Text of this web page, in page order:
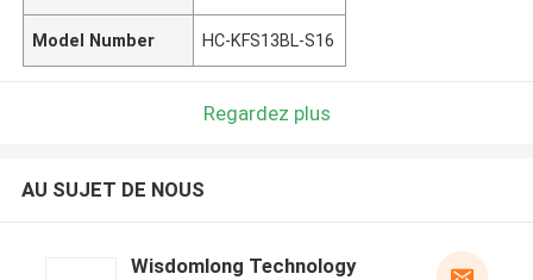
Model Number HC-KFS13BL-S16
Regardez plus
AU SUJET DE NOUS
Wisdomlong Technology